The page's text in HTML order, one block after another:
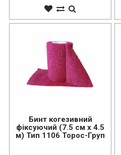
Бинт когезивний
фіксуючий (7.5 см х 4.5
м) Тип 1106 Торос-Груп